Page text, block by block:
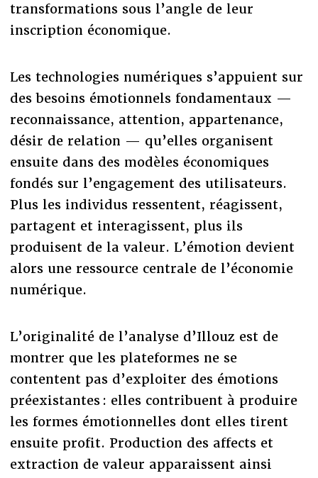
transformations sous l’angle de leur
inscription économique.
Les technologies numériques s’appuient sur
des besoins émotionnels fondamentaux —
reconnaissance, attention, appartenance,
désir de relation — qu’elles organisent
ensuite dans des modèles économiques
fondés sur l’engagement des utilisateurs.
Plus les individus ressentent, réagissent,
partagent et interagissent, plus ils
produisent de la valeur. L’émotion devient
alors une ressource centrale de l’économie
numérique.
L’originalité de l’analyse d’Illouz est de
montrer que les plateformes ne se
contentent pas d’exploiter des émotions
préexistantes : elles contribuent à produire
les formes émotionnelles dont elles tirent
ensuite profit. Production des affects et
extraction de valeur apparaissent ainsi